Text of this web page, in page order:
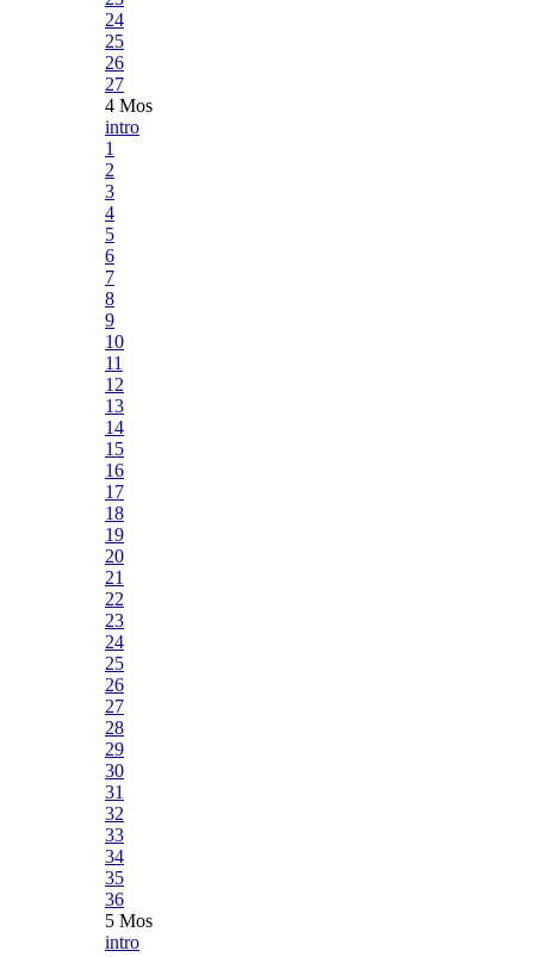
24
25
26
27
4 Mos
intro
1
2
3
4
5
6
7
8
9
10
11
12
13
14
15
16
17
18
19
20
21
22
23
24
25
26
27
28
29
30
31
32
33
34
35
36
5 Mos
intro